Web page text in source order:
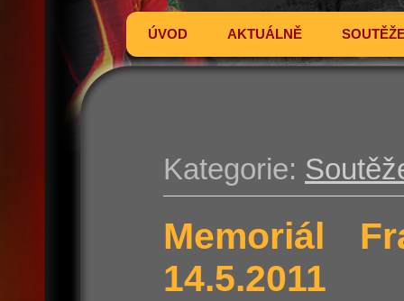
ÚVOD AKTUÁLNĚ
Kategorie:
Memoriál
14.5.2011